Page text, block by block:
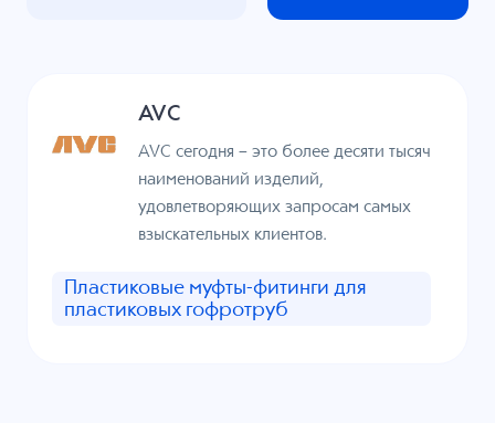
AVC
AVC сегодня – это более десяти тысяч
наименований изделий,
удовлетворяющих запросам самых
взыскательных клиентов.
Пластиковые муфты-фитинги для
пластиковых гофротруб